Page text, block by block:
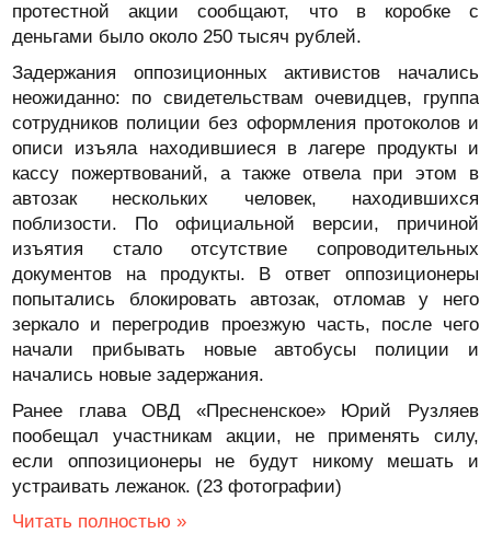
протестной акции сообщают, что в коробке с
деньгами было около 250 тысяч рублей.
Задержания оппозиционных активистов начались
неожиданно: по свидетельствам очевидцев, группа
сотрудников полиции без оформления протоколов и
описи изъяла находившиеся в лагере продукты и
кассу пожертвований, а также отвела при этом в
автозак нескольких человек, находившихся
поблизости. По официальной версии, причиной
изъятия стало отсутствие сопроводительных
документов на продукты. В ответ оппозиционеры
попытались блокировать автозак, отломав у него
зеркало и перегродив проезжую часть, после чего
начали прибывать новые автобусы полиции и
начались новые задержания.
Ранее глава ОВД «Пресненское» Юрий Рузляев
пообещал участникам акции, не применять силу,
если оппозиционеры не будут никому мешать и
устраивать лежанок. (23 фотографии)
Читать полностью »